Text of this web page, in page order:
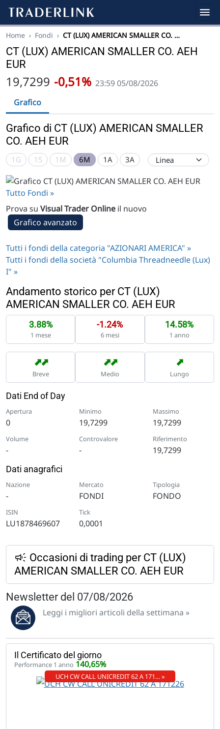
Home › Fondi › CT (LUX) AMERICAN SMALLER CO. …
CT (LUX) AMERICAN SMALLER CO. AEH
EUR
19,7299 -0,51% 23:59 05/08/2026
Grafico
Grafico di CT (LUX) AMERICAN SMALLER
CO. AEH EUR
1G 1S 1M 6M 1A 3A
Tutto Fondi »
Prova su Visual Trader Online il nuovo
Grafico avanzato
Tutti i fondi della categoria "AZIONARI AMERICA" »
Tutti i fondi della società "Columbia Threadneedle (Lux)
I" »
Andamento storico per CT (LUX)
AMERICAN SMALLER CO. AEH EUR
3.88%
1 mese
-1.24%
6 mesi
14.58%
1 anno
➡
➡
Breve
➡
➡
Medio
➡
Lungo
Dati End of Day
Apertura
0
Minimo
19,7299
Massimo
19,7299
Volume
-
Controvalore
-
Riferimento
19,7299
Dati anagrafici
Nazione
-
Mercato
FONDI
Tipologia
FONDO
ISIN
LU1878469607
Tick
0,0001
Occasioni di trading per CT (LUX)
AMERICAN SMALLER CO. AEH EUR
Newsletter del 07/08/2026
Leggi i migliori articoli della settimana »
Il Certificato del giorno
Performance 1 anno 140,65%
UCH CW CALL UNICREDIT 62 A 171… »